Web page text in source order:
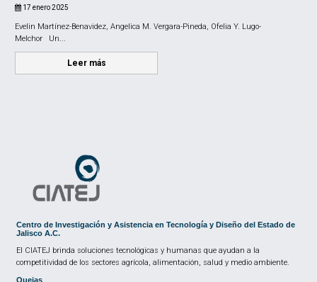
17 enero 2025
Evelin Martínez-Benavidez, Angelica M. Vergara-Pineda, Ofelia Y. Lugo-
Melchor Un...
Leer más
Centro de Investigación y Asistencia en Tecnología y Diseño del Estado de
Jalisco A.C.
El CIATEJ brinda soluciones tecnológicas y humanas que ayudan a la
competitividad de los sectores agrícola, alimentación, salud y medio ambiente.
Quejas